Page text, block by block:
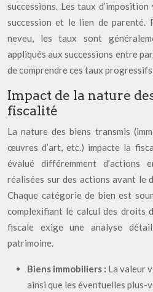
successions. Les taux
succession et le lien de parenté.
neveu, les taux sont
appliqués aux successions entre
de comprendre ces taux
Impact de la nature
fiscalité
La nature des biens transmis
œuvres d’art, etc.) impacte la
évalué différemment d’actions
réalisées sur des actions avant le
Chaque catégorie de bien est
complexifiant le calcul des droits
fiscale exige une analyse
patrimoine.
Biens immobiliers : La valeur
ainsi que les éventuelles plus-